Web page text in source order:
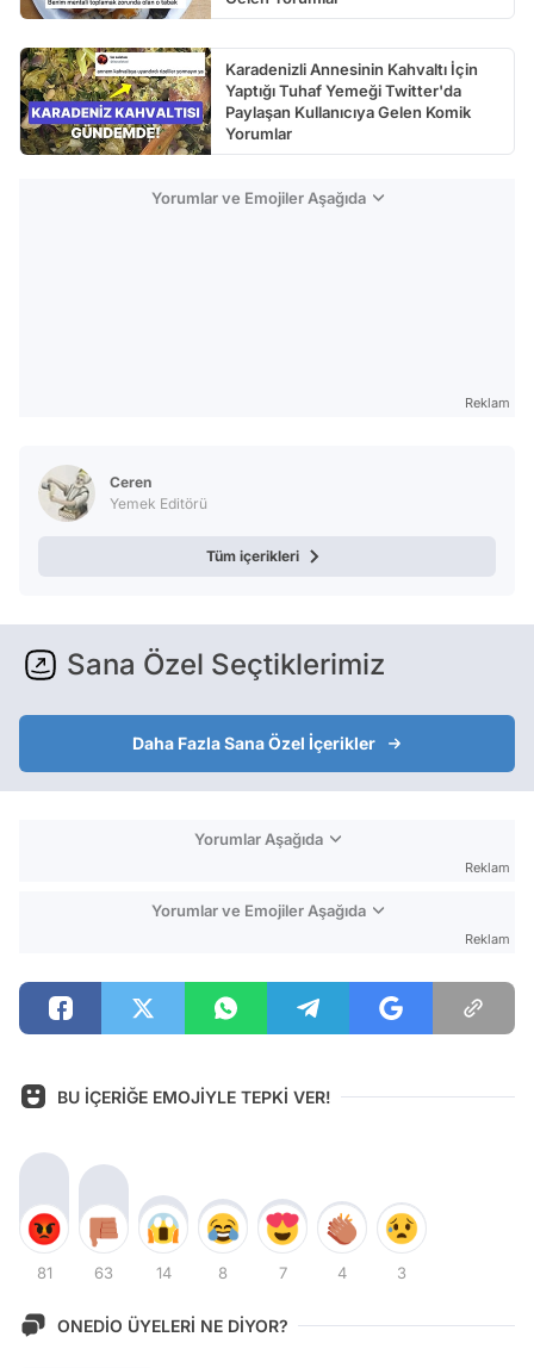
Karadenizli Annesinin Kahvaltı İçin
Yaptığı Tuhaf Yemeği Twitter'da
Paylaşan Kullanıcıya Gelen Komik
Yorumlar
Yorumlar ve Emojiler Aşağıda
Reklam
Ceren
Yemek Editörü
Tüm içerikleri
Sana Özel Seçtiklerimiz
Daha Fazla Sana Özel İçerikler
Yorumlar Aşağıda
Reklam
Yorumlar ve Emojiler Aşağıda
Reklam
BU İÇERİĞE EMOJİYLE TEPKİ VER!
81 63 14 8 7 4 3
ONEDİO ÜYELERİ NE DİYOR?